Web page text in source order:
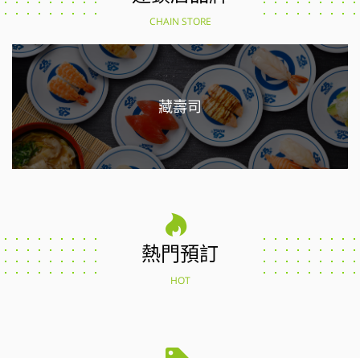
CHAIN STORE
藏壽司
熱門預訂
HOT